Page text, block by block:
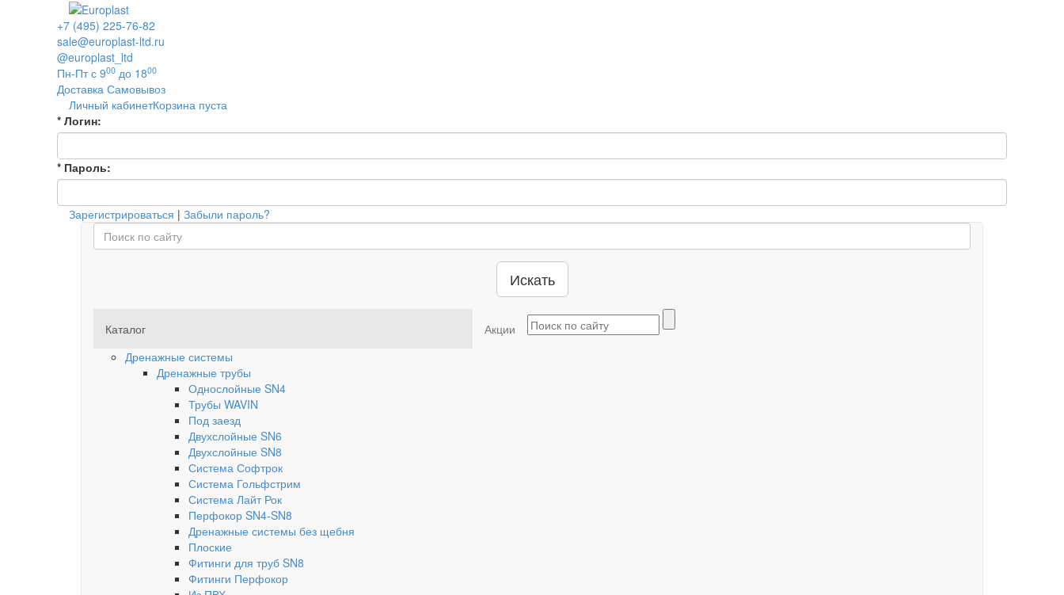
+7 (495) 225-76-82
sale@europlast-ltd.ru
@europlast_ltd
Пн-Пт с 900 до 1800
Доставка Самовывоз
Личный кабинетКорзина пуста
* Логин:
* Пароль:
Зарегистрироваться | Забыли пароль?
Искать
Каталог
Дренажные системы
Дренажные трубы
Однослойные SN4
Трубы WAVIN
Под заезд
Двухслойные SN6
Двухслойные SN8
Система Софтрок
Система Гольфстрим
Система Лайт Рок
Перфокор SN4-SN8
Дренажные системы без щебня
Плоские
Фитинги для труб SN8
Фитинги Перфокор
Акции